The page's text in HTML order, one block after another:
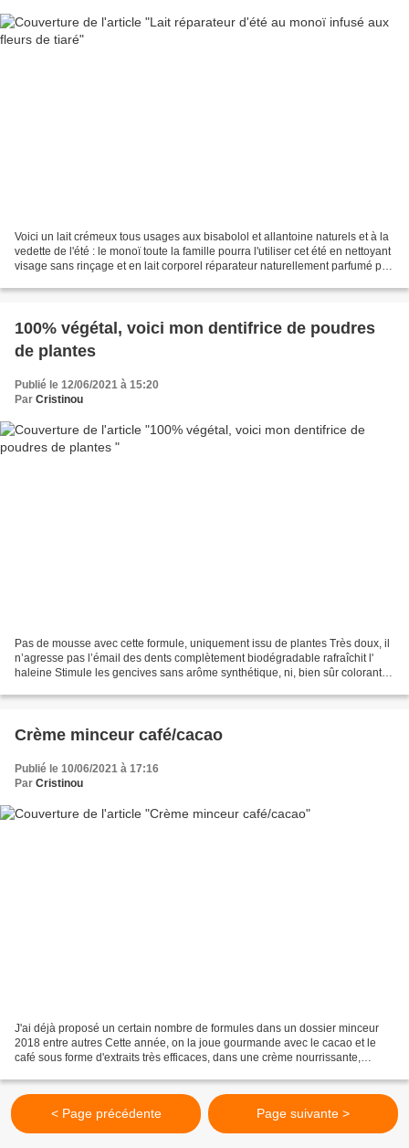
Voici un lait crémeux tous usages aux bisabolol et allantoine naturels et à la
vedette de l'été : le monoï toute la famille pourra l'utiliser cet été en nettoyant
visage sans rinçage et en lait corporel réparateur naturellement parfumé par
100% végétal, voici mon dentifrice de poudres
de plantes
Publié le 12/06/2021 à 15:20
Par Cristinou
Pas de mousse avec cette formule, uniquement issu de plantes Très doux, il
n’agresse pas l’émail des dents complètement biodégradable rafraîchit l'
haleine Stimule les gencives sans arôme synthétique, ni, bien sûr colorant
Crème minceur café/cacao
Publié le 10/06/2021 à 17:16
Par Cristinou
J'ai déjà proposé un certain nombre de formules dans un dossier minceur
2018 entre autres Cette année, on la joue gourmande avec le cacao et le
café sous forme d'extraits très efficaces, dans une crème nourrissante,
< Page précédente Page suivante >